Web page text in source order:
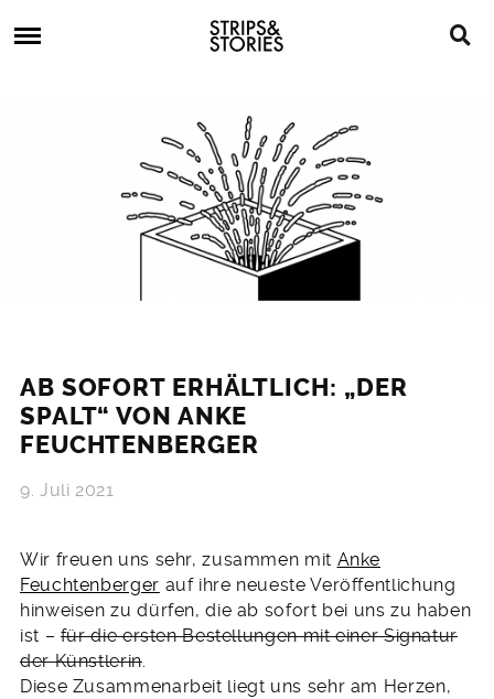
to
Strips
&
AB SOFORT ERHÄLTLICH: „DER
SPALT“ VON ANKE
FEUCHTENBERGER
9. Juli 2021
Wir freuen uns sehr, zusammen mit Anke
Feuchtenberger auf ihre neueste Veröffentlichung
hinweisen zu dürfen, die ab sofort bei uns zu haben
ist –für die ersten Bestellungen mit einer Signatur
der Künstlerin.
Diese Zusammenarbeit liegt uns sehr am Herzen,